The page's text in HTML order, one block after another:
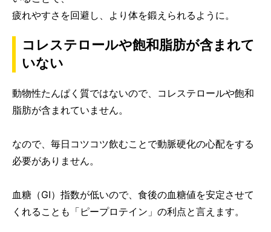
疲れやすさを回避し、より体を鍛えられるように。
コレステロールや飽和脂肪が含まれて
いない
動物性たんぱく質ではないので、コレステロールや飽和
脂肪が含まれていません。
なので、毎日コツコツ飲むことで動脈硬化の心配をする
必要がありません。
血糖（GI）指数が低いので、食後の血糖値を安定させて
くれることも「ピープロテイン」の利点と言えます。